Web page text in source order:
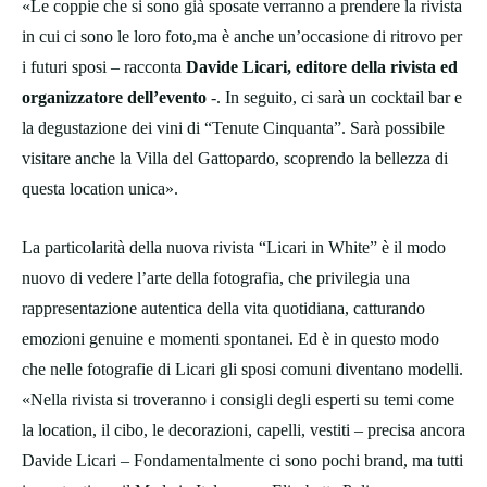
«Le coppie che si sono già sposate verranno a prendere la rivista
in cui ci sono le loro foto,ma è anche un’occasione di ritrovo per
i futuri sposi – racconta Davide Licari, editore della rivista ed
organizzatore dell’evento -. In seguito, ci sarà un cocktail bar e
la degustazione dei vini di “Tenute Cinquanta”. Sarà possibile
visitare anche la Villa del Gattopardo, scoprendo la bellezza di
questa location unica».
La particolarità della nuova rivista “Licari in White” è il modo
nuovo di vedere l’arte della fotografia, che privilegia una
rappresentazione autentica della vita quotidiana, catturando
emozioni genuine e momenti spontanei. Ed è in questo modo
che nelle fotografie di Licari gli sposi comuni diventano modelli.
«Nella rivista si troveranno i consigli degli esperti su temi come
la location, il cibo, le decorazioni, capelli, vestiti – precisa ancora
Davide Licari – Fondamentalmente ci sono pochi brand, ma tutti